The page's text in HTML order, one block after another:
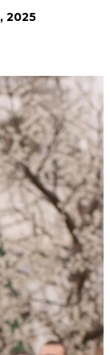
2025